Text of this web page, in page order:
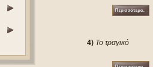
4) Το τραγικό